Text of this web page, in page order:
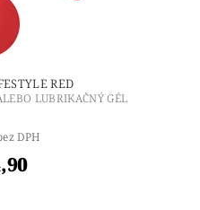
RED
LUBRIKAČNÝ GÉL
DPH